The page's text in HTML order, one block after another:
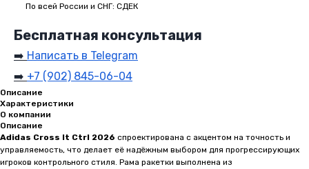
По всей России и СНГ: СДЕК
Бесплатная консультация
➡️ Написать в Telegram
➡️ +7 (902) 845-06-04
Описание
Характеристики
О компании
Описание
Adidas Cross It Ctrl 2026 спроектирована с акцентом на точность и
управляемость, что делает её надёжным выбором для прогрессирующих
игроков контрольного стиля. Рама ракетки выполнена из